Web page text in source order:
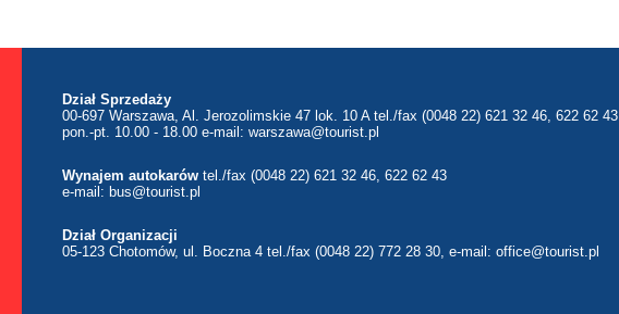
Dział Sprzedaży
00-697 Warszawa, Al. Jerozolimskie 47 lok. 10 A tel./fax (0048 22) 621 32 46, 622 62 43
pon.-pt. 10.00 - 18.00 e-mail: warszawa@tourist.pl
Wynajem autokarów tel./fax (0048 22) 621 32 46, 622 62 43
e-mail: bus@tourist.pl
Dział Organizacji
05-123 Chotomów, ul. Boczna 4 tel./fax (0048 22) 772 28 30, e-mail: office@tourist.pl